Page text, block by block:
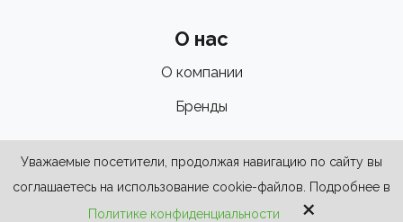
О нас
О компании
Бренды
Уважаемые посетители, продолжая навигацию по сайту вы
соглашаетесь на использование cookie-файлов. Подробнее в
Политике конфиденциальности
×